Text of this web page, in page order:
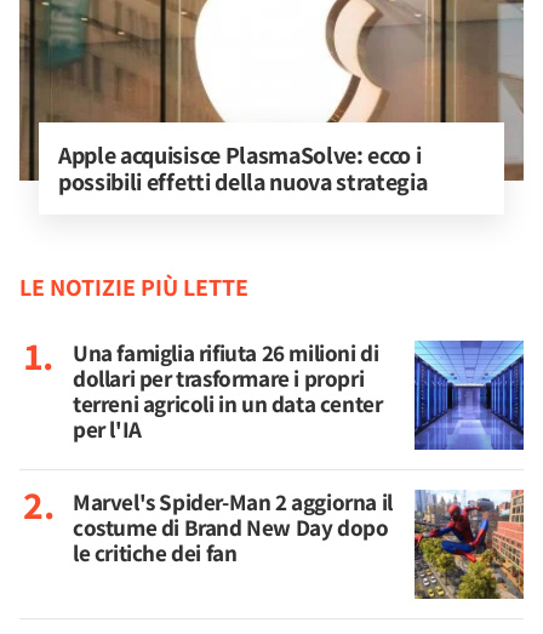
Apple acquisisce PlasmaSolve: ecco i
possibili effetti della nuova strategia
LE NOTIZIE PIÙ LETTE
Una famiglia rifiuta 26 milioni di
dollari per trasformare i propri
terreni agricoli in un data center
per l'IA
Marvel's Spider-Man 2 aggiorna il
costume di Brand New Day dopo
le critiche dei fan